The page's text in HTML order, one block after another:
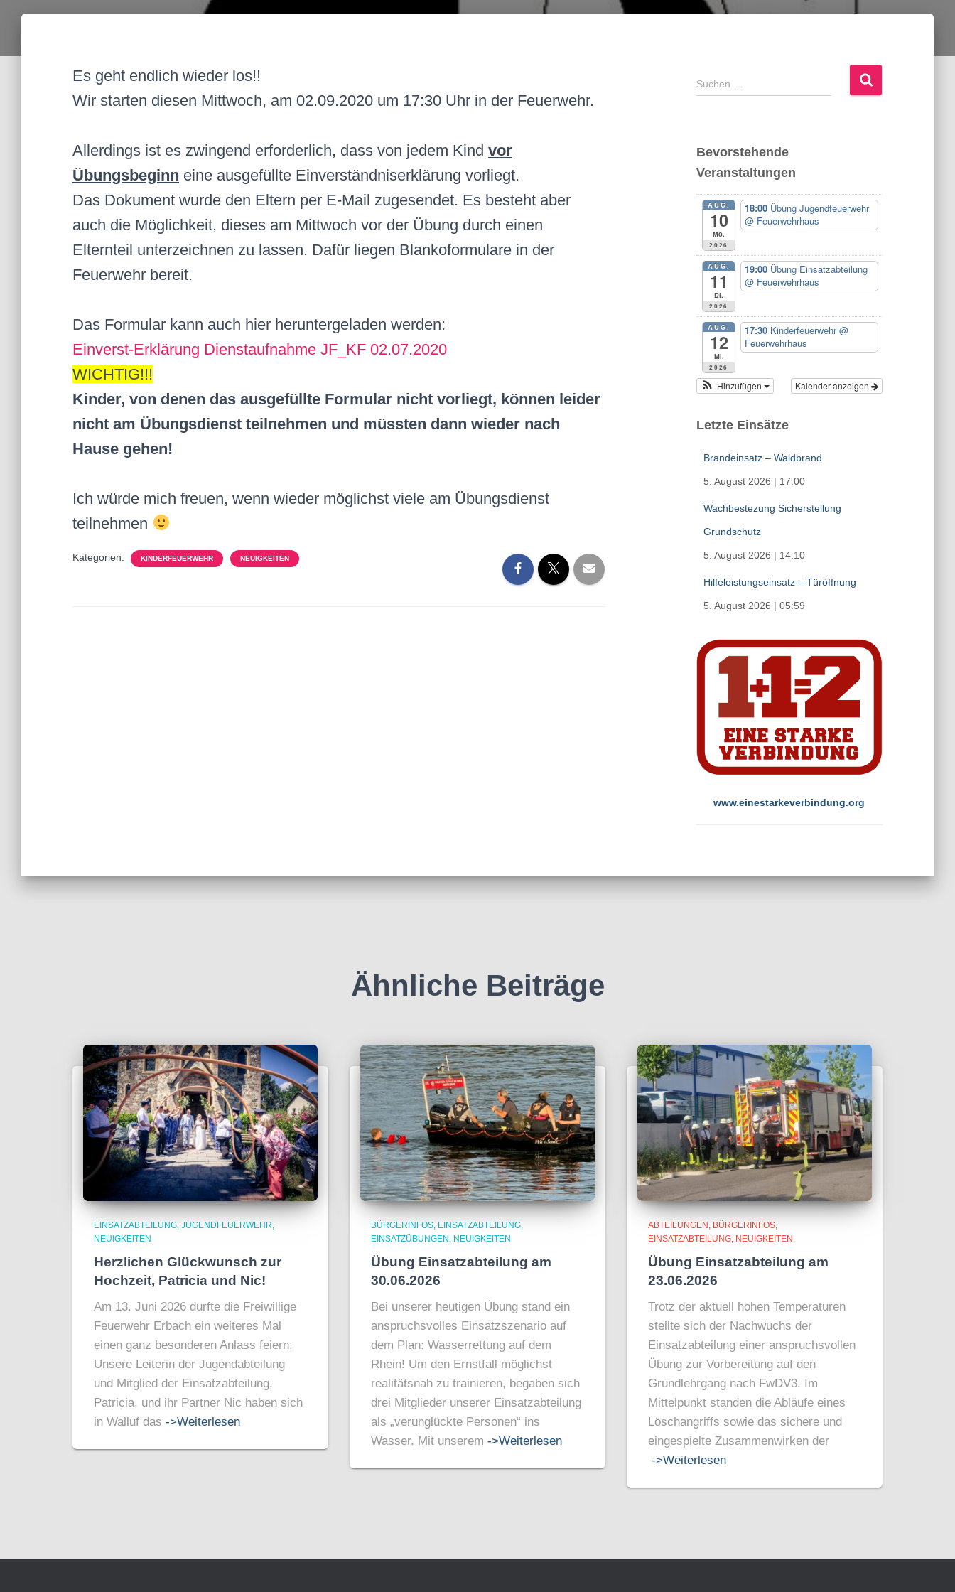
Es geht endlich wieder los!!
Wir starten diesen Mittwoch, am 02.09.2020 um 17:30 Uhr in der Feuerwehr.
Allerdings ist es zwingend erforderlich, dass von jedem Kind vor
Übungsbeginn eine ausgefüllte Einverständniserklärung vorliegt.
Das Dokument wurde den Eltern per E-Mail zugesendet. Es besteht aber
auch die Möglichkeit, dieses am Mittwoch vor der Übung durch einen
Elternteil unterzeichnen zu lassen. Dafür liegen Blankoformulare in der
Feuerwehr bereit.
Das Formular kann auch hier heruntergeladen werden:
Einverst-Erklärung Dienstaufnahme JF_KF 02.07.2020
WICHTIG!!!
Kinder, von denen das ausgefüllte Formular nicht vorliegt, können leider
nicht am Übungsdienst teilnehmen und müssten dann wieder nach
Hause gehen!
Ich würde mich freuen, wenn wieder möglichst viele am Übungsdienst
teilnehmen
Kategorien: KINDERFEUERWEHR NEUIGKEITEN
S
u
n
n
Suchen …
Bevorstehende
Veranstaltungen
AUG.
10
Mo.
2026
18:00 Übung Jugendfeuerwehr
@ Feuerwehrhaus
AUG.
11
Di.
2026
19:00 Übung Einsatzabteilung
@ Feuerwehrhaus
AUG.
12
Mi.
2026
17:30 Kinderfeuerwehr@
Feuerwehrhaus
Kalender anzeigen
Hinzufügen
Letzte Einsätze
Brandeinsatz – Waldbrand
5. August 2026 | 17:00
Wachbestezung Sicherstellung
Grundschutz
5. August 2026 | 14:10
Hilfeleistungseinsatz – Türöffnung
5. August 2026 | 05:59
www.einestarkeverbindung.org
Ähnliche Beiträge
EINSATZABTEILUNG JUGENDFEUERWEHR
NEUIGKEITEN
Herzlichen Glückwunsch zur
Hochzeit, Patricia und Nic!
Am 13. Juni 2026 durfte die Freiwillige
Feuerwehr Erbach ein weiteres Mal
einen ganz besonderen Anlass feiern:
Unsere Leiterin der Jugendabteilung
und Mitglied der Einsatzabteilung,
Patricia, und ihr Partner Nic haben sich
in Walluf das ->Weiterlesen
BÜRGERINFOS EINSATZABTEILUNG
EINSATZÜBUNGEN
NEUIGKEITEN
Übung Einsatzabteilung am
30.06.2026
Bei unserer heutigen Übung stand ein
anspruchsvolles Einsatzszenario auf
dem Plan: Wasserrettung auf dem
Rhein! Um den Ernstfall möglichst
realitätsnah zu trainieren, begaben sich
drei Mitglieder unserer Einsatzabteilung
als „verunglückte Personen“ ins
Wasser. Mit unserem ->Weiterlesen
ABTEILUNGEN
BÜRGERINFOS
EINSATZABTEILUNG NEUIGKEITEN
Übung Einsatzabteilung am
23.06.2026
Trotz der aktuell hohen Temperaturen
stellte sich der Nachwuchs der
Einsatzabteilung einer anspruchsvollen
Übung zur Vorbereitung auf den
Grundlehrgang nach FwDV3. Im
Mittelpunkt standen die Abläufe eines
Löschangriffs sowie das sichere und
eingespielte Zusammenwirken der
->Weiterlesen